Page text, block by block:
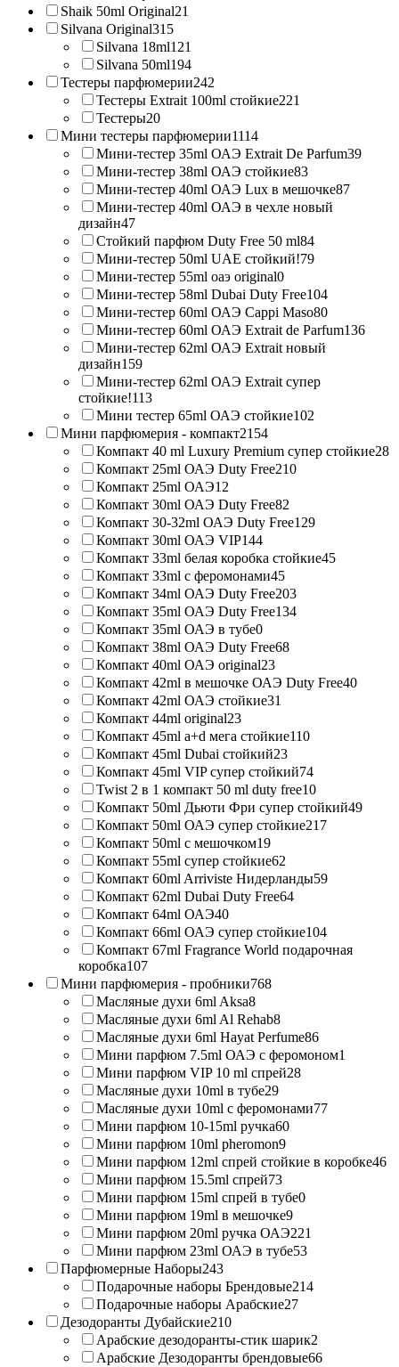
Shaik 50ml Original21
Silvana Original315
Silvana 18ml121
Silvana 50ml194
Тестеры парфюмерии242
Тестеры Extrait 100ml стойкие221
Тестеры20
Мини тестеры парфюмерии1114
Мини-тестер 35ml ОАЭ Extrait De Parfum39
Мини-тестер 38ml ОАЭ стойкие83
Мини-тестер 40ml ОАЭ Lux в мешочке87
Мини-тестер 40ml ОАЭ в чехле новый
дизайн47
Стойкий парфюм Duty Free 50 ml84
Мини-тестер 50ml UAE стойкий!79
Мини-тестер 55ml оаэ original0
Мини-тестер 58ml Dubai Duty Free104
Мини-тестер 60ml ОАЭ Cappi Maso80
Мини-тестер 60ml ОАЭ Extrait de Parfum136
Мини-тестер 62ml ОАЭ Extrait новый
дизайн159
Мини-тестер 62ml ОАЭ Extrait супер
стойкие!113
Мини тестер 65ml ОАЭ стойкие102
Мини парфюмерия - компакт2154
Компакт 40 ml Luxury Premium супер стойкие28
Компакт 25ml ОАЭ Duty Free210
Компакт 25ml ОАЭ12
Компакт 30ml ОАЭ Duty Free82
Компакт 30-32ml ОАЭ Duty Free129
Компакт 30ml ОАЭ VIP144
Компакт 33ml белая коробка стойкие45
Компакт 33ml с феромонами45
Компакт 34ml ОАЭ Duty Free203
Компакт 35ml ОАЭ Duty Free134
Компакт 35ml ОАЭ в тубе0
Компакт 38ml ОАЭ Duty Free68
Компакт 40ml ОАЭ original23
Компакт 42ml в мешочке ОАЭ Duty Free40
Компакт 42ml ОАЭ стойкие31
Компакт 44ml original23
Компакт 45ml a+d мега стойкие110
Компакт 45ml Dubai стойкий23
Компакт 45ml VIP супер стойкий74
Twist 2 в 1 компакт 50 ml duty free10
Компакт 50ml Дьюти Фри супер стойкий49
Компакт 50ml ОАЭ супер стойкие217
Компакт 50ml с мешочком19
Компакт 55ml супер стойкие62
Компакт 60ml Arriviste Нидерланды59
Компакт 62ml Dubai Duty Free64
Компакт 64ml ОАЭ40
Компакт 66ml ОАЭ супер стойкие104
Компакт 67ml Fragrance World подарочная
коробка107
Мини парфюмерия - пробники768
Масляные духи 6ml Aksa8
Масляные духи 6ml Al Rehab8
Масляные духи 6ml Hayat Perfume86
Мини парфюм 7.5ml ОАЭ с феромоном1
Мини парфюм VIP 10 ml спрей28
Масляные духи 10ml в тубе29
Масляные духи 10ml с феромонами77
Мини парфюм 10-15ml ручка60
Мини парфюм 10ml pheromon9
Мини парфюм 12ml спрей стойкие в коробке46
Мини парфюм 15.5ml спрей73
Мини парфюм 15ml спрей в тубе0
Мини парфюм 19ml в мешочке9
Мини парфюм 20ml ручка ОАЭ221
Мини парфюм 23ml ОАЭ в тубе53
Парфюмерные Наборы243
Подарочные наборы Брендовые214
Подарочные наборы Арабские27
Дезодоранты Дубайские210
Арабские дезодоранты-стик шарик2
Арабские Дезодоранты брендовые66